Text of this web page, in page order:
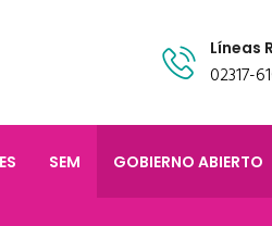
Líneas
02317-
SEM GOBIERNO ABIERTO